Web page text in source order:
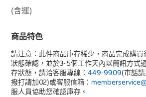
(含運)
商品特色
請注意：此件商品庫存稀少，商品完成購
狀態確認，並於3~5個工作天內以簡訊方式
存狀態，請洽客服專線： 449-9909(市話
撥打請加02)或客服信箱：
服人員協助您確認庫存。